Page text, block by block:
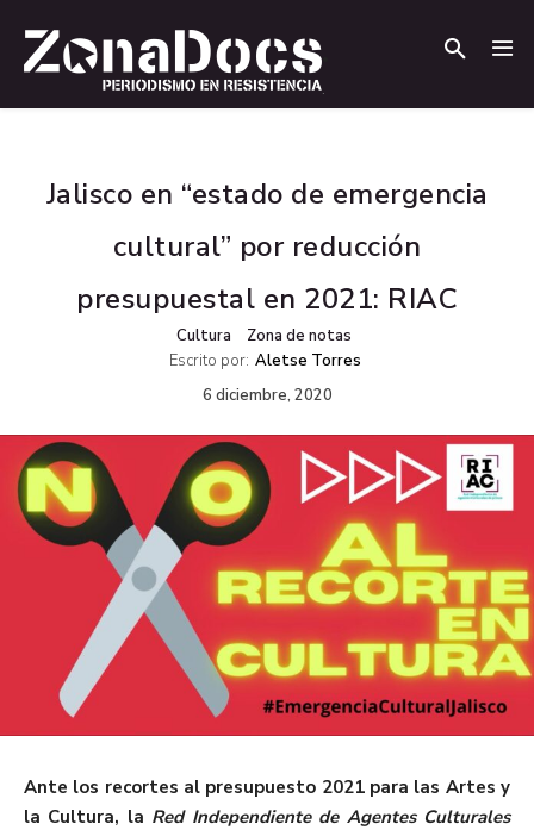
Jalisco en “estado de emergencia
cultural” por reducción
presupuestal en 2021: RIAC
Cultura
Zona de notas
Escrito por: Aletse Torres
6 diciembre, 2020
Ante los recortes al presupuesto 2021 para las Artes y
la Cultura, la Red Independiente de Agentes Culturales